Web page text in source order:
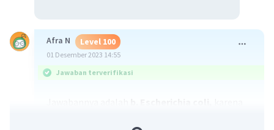
Afra N Level 100
01 Desember 2023 14:55
Jawaban terverifikasi